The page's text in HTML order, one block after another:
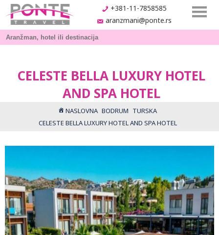
+381-11-7858585
aranzmani@ponte.rs
CELESTE BELLA LUXURY HOTEL
AND SPA HOTEL
NASLOVNA BODRUM TURSKA
CELESTE BELLA LUXURY HOTEL AND SPA HOTEL